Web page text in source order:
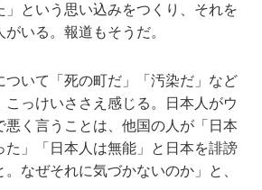
」という思い込みをつくり、それを
いる。報道もそうだ。
ついて「死の町だ」「汚染だ」など
こっけいささえ感じる。日本人がウ
悪く言うことは、他国の人が「日本
た」「日本人は無能」と日本を誹謗
なぜそれに気づかないのか」と、